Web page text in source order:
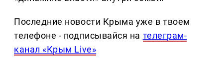
Последние новости Крыма уже в твоем
телефоне - подписывайся на телеграм-
канал «Крым Live»